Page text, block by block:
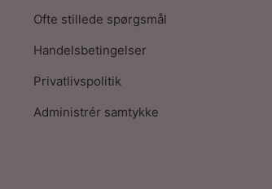
Ofte stillede spørgsmål
Handelsbetingelser
Privatlivspolitik
Administrér samtykke